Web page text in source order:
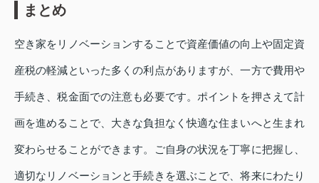
まとめ
空き家をリノベーションすることで資産価値の向上や固定資
産税の軽減といった多くの利点がありますが、一方で費用や
手続き、税金面での注意も必要です。ポイントを押さえて計
画を進めることで、大きな負担なく快適な住まいへと生まれ
変わらせることができます。ご自身の状況を丁寧に把握し、
適切なリノベーションと手続きを選ぶことで、将来にわたり